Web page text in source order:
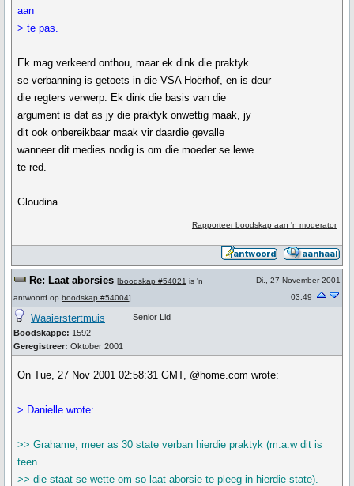
aan
> te pas.
Ek mag verkeerd onthou, maar ek dink die praktyk
se verbanning is getoets in die VSA Hoërhof, en is deur
die regters verwerp. Ek dink die basis van die
argument is dat as jy die praktyk onwettig maak, jy
dit ook onbereikbaar maak vir daardie gevalle
wanneer dit medies nodig is om die moeder se lewe
te red.
Gloudina
Rapporteer boodskap aan 'n moderator
Re: Laat aborsies [boodskap #54021 is 'n
antwoord op boodskap #54004]
Di., 27 November 2001
03:49
Waaierstertmuis
Boodskappe: 1592
Geregistreer: Oktober 2001
Senior Lid
On Tue, 27 Nov 2001 02:58:31 GMT, @home.com wrote:
> Danielle wrote:
>> Grahame, meer as 30 state verban hierdie praktyk (m.a.w dit is
teen
>> die staat se wette om so laat aborsie te pleeg in hierdie state).